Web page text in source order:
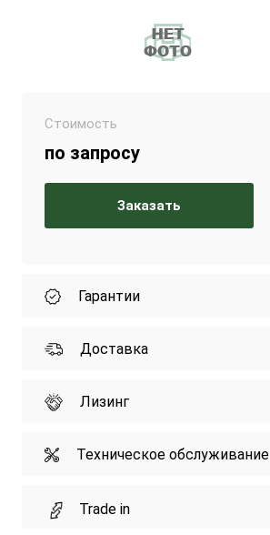
Стоимость
по запросу
Заказать
Гарантии
Доставка
Лизинг
Техническое обслуживание
Trade in